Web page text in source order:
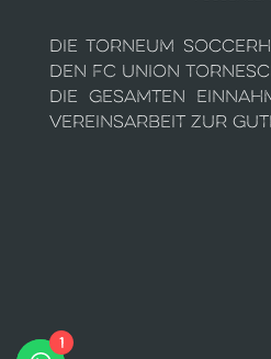
Die Torneum
den FC Union
Die gesamten
Vereinsarbeit zur
1